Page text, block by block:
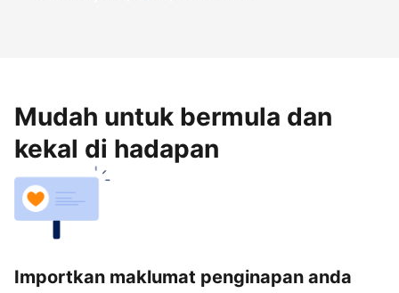
Mudah untuk bermula dan
kekal di hadapan
Importkan maklumat penginapan anda